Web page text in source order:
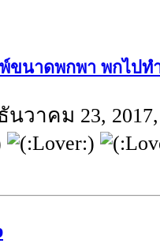
พ์ขนาดพกพา พกไป
นวาคม 23, 2017,